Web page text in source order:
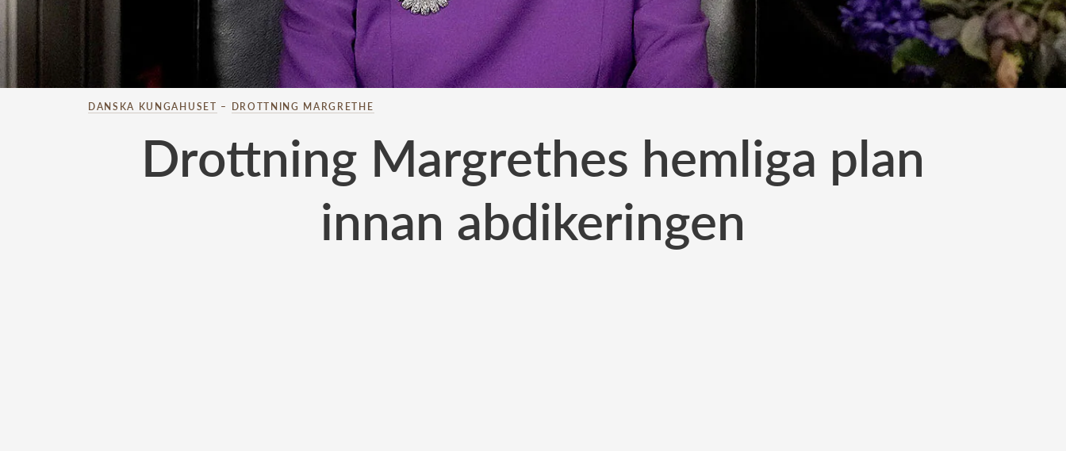
DANSKA KUNGAHUSET – DROTTNING MARGRETHE
Drottning Margrethes hemliga plan
innan abdikeringen